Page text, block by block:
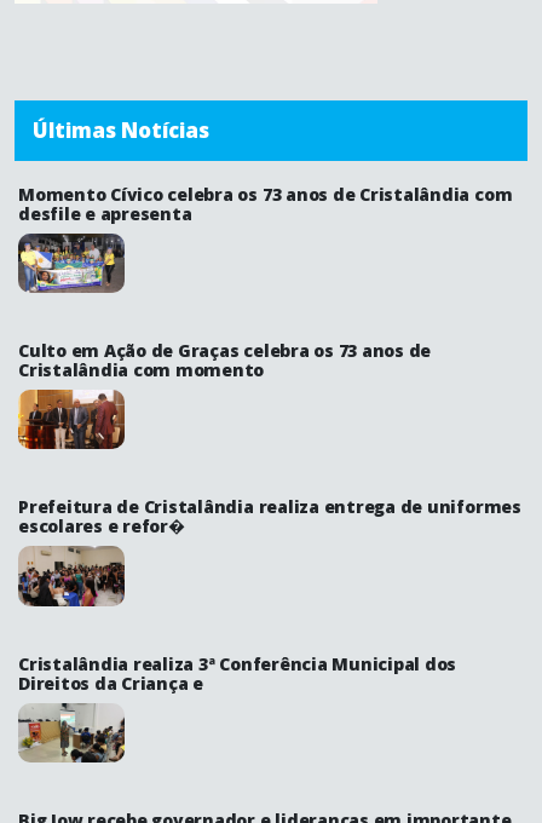
Últimas Notícias
Momento Cívico celebra os 73 anos de Cristalândia com
desfile e apresenta
Culto em Ação de Graças celebra os 73 anos de
Cristalândia com momento
Prefeitura de Cristalândia realiza entrega de uniformes
escolares e refor�
Cristalândia realiza 3ª Conferência Municipal dos
Direitos da Criança e